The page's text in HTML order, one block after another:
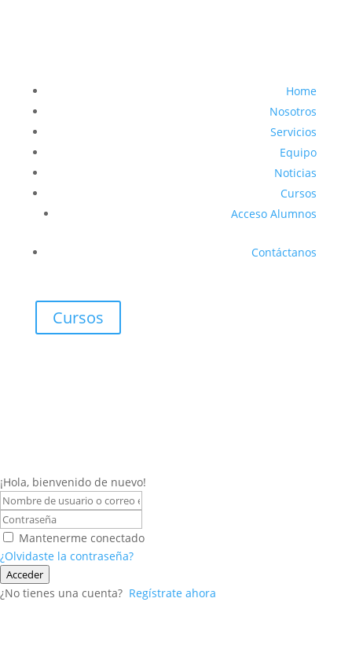
Home
Nosotros
Servicios
Equipo
Noticias
Cursos
Acceso Alumnos
Contáctanos
Cursos
¡Hola, bienvenido de nuevo!
Mantenerme conectado
¿Olvidaste la contraseña?
Acceder
¿No tienes una cuenta? Regístrate ahora